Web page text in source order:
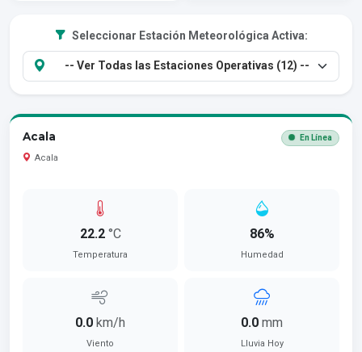
Seleccionar Estación Meteorológica Activa:
Acala
Acala
En Línea
22.2 °C
Temperatura
86%
Humedad
0.0 km/h
Viento
0.0 mm
Lluvia Hoy